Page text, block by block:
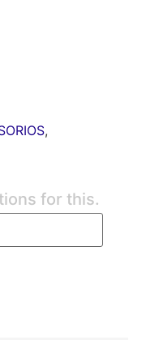
,
for this.